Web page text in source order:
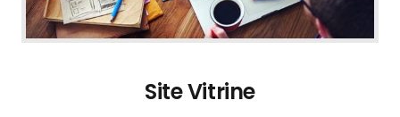
Site Vitrine